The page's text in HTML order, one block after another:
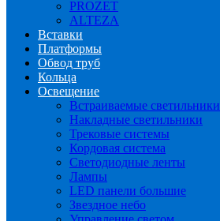
PROZET
ALTEZA
Вставки
Платформы
Обвод труб
Кольца
Освещение
Встраиваемые светильники
Накладные светильники
Трековые системы
Кордовая система
Светодиодные ленты
Лампы
LED панели большие
Звездное небо